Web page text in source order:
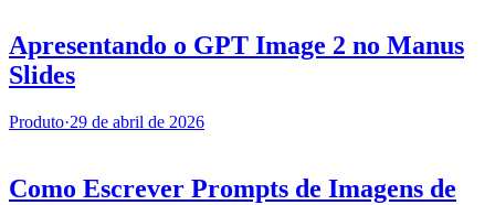
Apresentando o GPT Image 2 no Manus
Slides
Produto·29 de abril de 2026
Como Escrever Prompts de Imagens de